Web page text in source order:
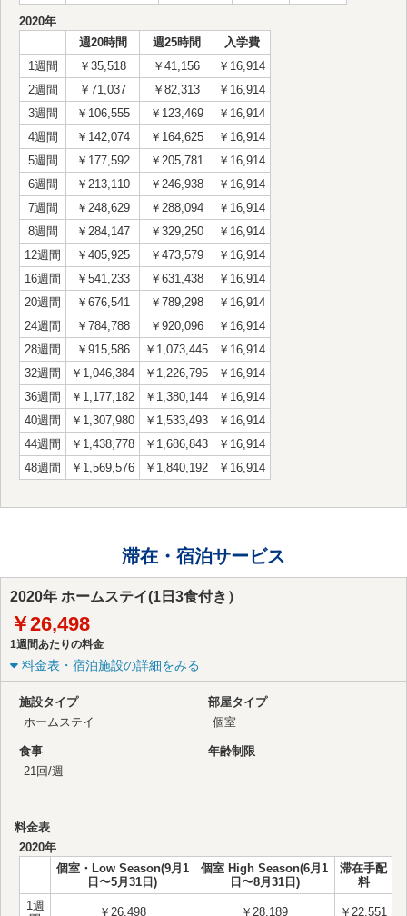
2020年
週20時間
週25時間
入学費
1週間
￥35,518 ￥41,156
￥16,914
2週間
￥71,037 ￥82,313
￥16,914
3週間
￥106,555 ￥123,469
￥16,914
4週間
￥142,074 ￥164,625
￥16,914
5週間
￥177,592 ￥205,781
￥16,914
6週間
￥213,110 ￥246,938
￥16,914
7週間
￥248,629 ￥288,094
￥16,914
8週間
￥284,147 ￥329,250
￥16,914
12週間
￥405,925 ￥473,579
￥16,914
16週間
￥541,233 ￥631,438
￥16,914
20週間
￥676,541 ￥789,298
￥16,914
24週間
￥784,788 ￥920,096
￥16,914
28週間
￥915,586 ￥1,073,445
￥16,914
32週間
￥1,046,384 ￥1,226,795
￥16,914
36週間
￥1,177,182 ￥1,380,144
￥16,914
40週間
￥1,307,980 ￥1,533,493
￥16,914
44週間
￥1,438,778 ￥1,686,843
￥16,914
48週間
￥1,569,576 ￥1,840,192 ￥16,914
滞在・宿泊サービス
2020年 ホームステイ(1日3食付き）
￥26,498
1週間あたりの料金
料金表・宿泊施設の詳細をみる
施設タイプ
ホームステイ
部屋タイプ
個室
食事
21回/週
年齢制限
料金表
2020年
個室・Low Season(9月1
日〜5月31日)
個室 High Season(6月1
日〜8月31日)
滞在手配
料
1週
￥26,498 ￥28,189 ￥22,551